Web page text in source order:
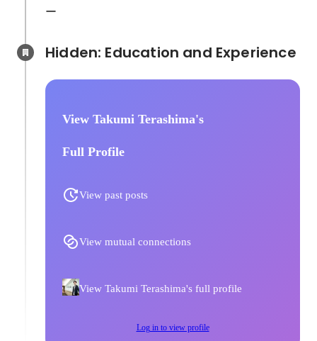
ー
View Takumi Terashima's
Full Profile
View past posts
View mutual connections
View Takumi Terashima's full profile
Log in to view profile